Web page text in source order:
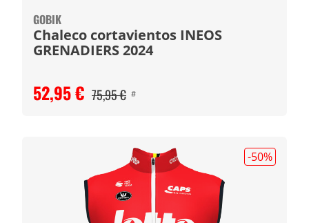
GOBIK
Chaleco cortavientos INEOS
GRENADIERS 2024
52,95 € 75,95 € #
-50%